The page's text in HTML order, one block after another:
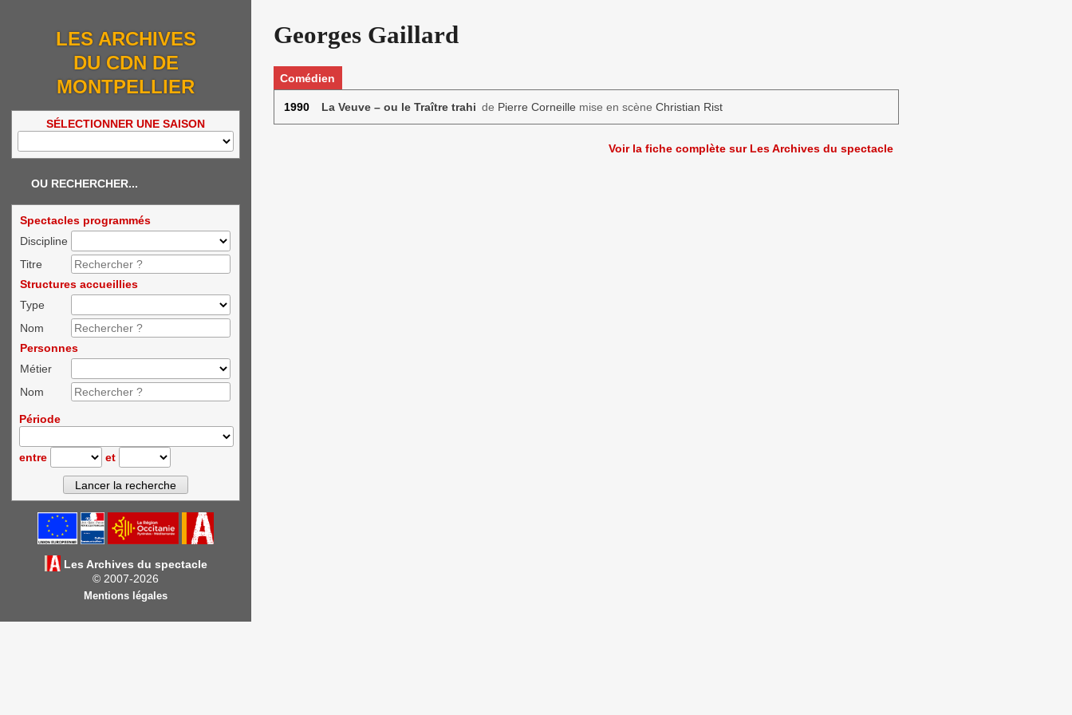
LES ARCHIVES
DU CDN DE
MONTPELLIER
SÉLECTIONNER UNE SAISON
OU RECHERCHER...
Spectacles programmés
Discipline
Titre
Structures accueillies
Type
Nom
Personnes
Métier
Nom
Période
entre et
Les Archives du spectacle
© 2007-2026
Mentions légales
Georges Gaillard
Comédien
1990 La Veuve – ou le Traître trahi de Pierre Corneille mise en scène Christian Rist
Voir la fiche complète sur Les Archives du spectacle